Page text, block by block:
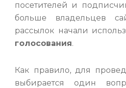
посетителей и
больше владельцев
рассылок начали
голосования.
Как правило, для
выбирается один